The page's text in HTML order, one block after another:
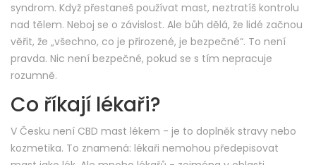
syndrom. Když přestaneš používat mast, neztratíš kontrolu
nad tělem. Neboj se o závislost. Ale bůh dělá, že lidé začnou
věřit, že „všechno, co je přirozené, je bezpečné“. To není
pravda. Nic není bezpečné, pokud se s tím nepracuje
rozumně.
Co říkají lékaři?
V Česku není CBD mast lékem - je to doplněk stravy nebo
kozmetika. To znamená: lékaři nemohou předepisovat